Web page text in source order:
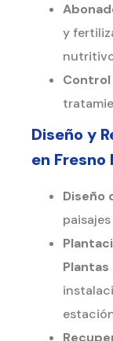
y
Control
Diseño y
en Fresno
Diseño